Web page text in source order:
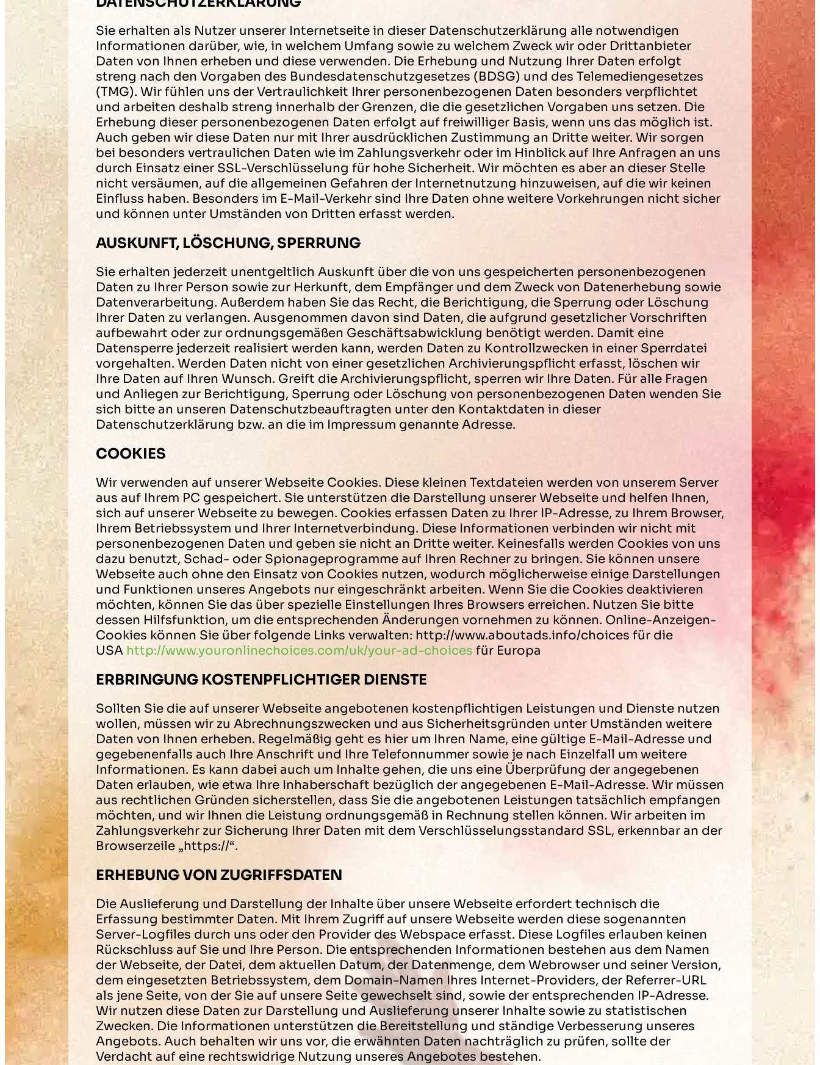
Sie erhalten als Nutzer unserer Internetseite in dieser Datenschutzerklärung alle notwendigen
Informationen darüber, wie, in welchem Umfang sowie zu welchem Zweck wir oder Drittanbieter
Daten von Ihnen erheben und diese verwenden. Die Erhebung und Nutzung Ihrer Daten erfolgt
streng nach den Vorgaben des Bundesdatenschutzgesetzes (BDSG) und des Telemediengesetzes
(TMG). Wir fühlen uns der Vertraulichkeit Ihrer personenbezogenen Daten besonders verpflichtet
und arbeiten deshalb streng innerhalb der Grenzen, die die gesetzlichen Vorgaben uns setzen. Die
Erhebung dieser personenbezogenen Daten erfolgt auf freiwilliger Basis, wenn uns das möglich ist.
Auch geben wir diese Daten nur mit Ihrer ausdrücklichen Zustimmung an Dritte weiter. Wir sorgen
bei besonders vertraulichen Daten wie im Zahlungsverkehr oder im Hinblick auf Ihre Anfragen an uns
durch Einsatz einer SSL-Verschlüsselung für hohe Sicherheit. Wir möchten es aber an dieser Stelle
nicht versäumen, auf die allgemeinen Gefahren der Internetnutzung hinzuweisen, auf die wir keinen
Einfluss haben. Besonders im E-Mail-Verkehr sind Ihre Daten ohne weitere Vorkehrungen nicht sicher
und können unter Umständen von Dritten erfasst werden.
AUSKUNFT, LÖSCHUNG, SPERRUNG
Sie erhalten jederzeit unentgeltlich Auskunft über die von uns gespeicherten personenbezogenen
Daten zu Ihrer Person sowie zur Herkunft, dem Empfänger und dem Zweck von Datenerhebung sowie
Datenverarbeitung. Außerdem haben Sie das Recht, die Berichtigung, die Sperrung oder Löschung
Ihrer Daten zu verlangen. Ausgenommen davon sind Daten, die aufgrund gesetzlicher Vorschriften
aufbewahrt oder zur ordnungsgemäßen Geschäftsabwicklung benötigt werden. Damit eine
Datensperre jederzeit realisiert werden kann, werden Daten zu Kontrollzwecken in einer Sperrdatei
vorgehalten. Werden Daten nicht von einer gesetzlichen Archivierungspflicht erfasst, löschen wir
Ihre Daten auf Ihren Wunsch. Greift die Archivierungspflicht, sperren wir Ihre Daten. Für alle Fragen
und Anliegen zur Berichtigung, Sperrung oder Löschung von personenbezogenen Daten wenden Sie
sich bitte an unseren Datenschutzbeauftragten unter den Kontaktdaten in dieser
Datenschutzerklärung bzw. an die im Impressum genannte Adresse.
COOKIES
Wir verwenden auf unserer Webseite Cookies. Diese kleinen Textdateien werden von unserem Server
aus auf Ihrem PC gespeichert. Sie unterstützen die Darstellung unserer Webseite und helfen Ihnen,
sich auf unserer Webseite zu bewegen. Cookies erfassen Daten zu Ihrer IP-Adresse, zu Ihrem Browser,
Ihrem Betriebssystem und Ihrer Internetverbindung. Diese Informationen verbinden wir nicht mit
personenbezogenen Daten und geben sie nicht an Dritte weiter. Keinesfalls werden Cookies von uns
dazu benutzt, Schad- oder Spionageprogramme auf Ihren Rechner zu bringen. Sie können unsere
Webseite auch ohne den Einsatz von Cookies nutzen, wodurch möglicherweise einige Darstellungen
und Funktionen unseres Angebots nur eingeschränkt arbeiten. Wenn Sie die Cookies deaktivieren
möchten, können Sie das über spezielle Einstellungen Ihres Browsers erreichen. Nutzen Sie bitte
dessen Hilfsfunktion, um die entsprechenden Änderungen vornehmen zu können. Online-Anzeigen-
Cookies können Sie über folgende Links verwalten: http://www.aboutads.info/choices für die
USA http://www.youronlinechoices.com/uk/your-ad-choices für Europa
ERBRINGUNG KOSTENPFLICHTIGER DIENSTE
Sollten Sie die auf unserer Webseite angebotenen kostenpflichtigen Leistungen und Dienste nutzen
wollen, müssen wir zu Abrechnungszwecken und aus Sicherheitsgründen unter Umständen weitere
Daten von Ihnen erheben. Regelmäßig geht es hier um Ihren Name, eine gültige E-Mail-Adresse und
gegebenenfalls auch Ihre Anschrift und Ihre Telefonnummer sowie je nach Einzelfall um weitere
Informationen. Es kann dabei auch um Inhalte gehen, die uns eine Überprüfung der angegebenen
Daten erlauben, wie etwa Ihre Inhaberschaft bezüglich der angegebenen E-Mail-Adresse. Wir müssen
aus rechtlichen Gründen sicherstellen, dass Sie die angebotenen Leistungen tatsächlich empfangen
möchten, und wir Ihnen die Leistung ordnungsgemäß in Rechnung stellen können. Wir arbeiten im
Zahlungsverkehr zur Sicherung Ihrer Daten mit dem Verschlüsselungsstandard SSL, erkennbar an der
Browserzeile „https://“.
ERHEBUNG VON ZUGRIFFSDATEN
Die Auslieferung und Darstellung der Inhalte über unsere Webseite erfordert technisch die
Erfassung bestimmter Daten. Mit Ihrem Zugriff auf unsere Webseite werden diese sogenannten
Server-Logfiles durch uns oder den Provider des Webspace erfasst. Diese Logfiles erlauben keinen
Rückschluss auf Sie und Ihre Person. Die entsprechenden Informationen bestehen aus dem Namen
der Webseite, der Datei, dem aktuellen Datum, der Datenmenge, dem Webrowser und seiner Version,
dem eingesetzten Betriebssystem, dem Domain-Namen Ihres Internet-Providers, der Referrer-URL
als jene Seite, von der Sie auf unsere Seite gewechselt sind, sowie der entsprechenden IP-Adresse.
Wir nutzen diese Daten zur Darstellung und Auslieferung unserer Inhalte sowie zu statistischen
Zwecken. Die Informationen unterstützen die Bereitstellung und ständige Verbesserung unseres
Angebots. Auch behalten wir uns vor, die erwähnten Daten nachträglich zu prüfen, sollte der
Verdacht auf eine rechtswidrige Nutzung unseres Angebotes bestehen.